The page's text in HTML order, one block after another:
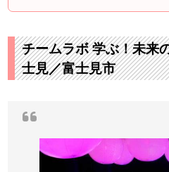
チームラボ 学ぶ！未来
士見／富士見市